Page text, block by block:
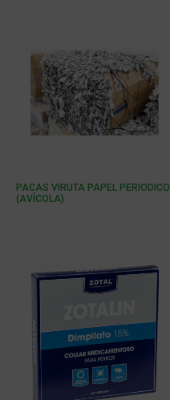
PACAS VIRUTA PAPEL PERIODICO
(AVÍCOLA)